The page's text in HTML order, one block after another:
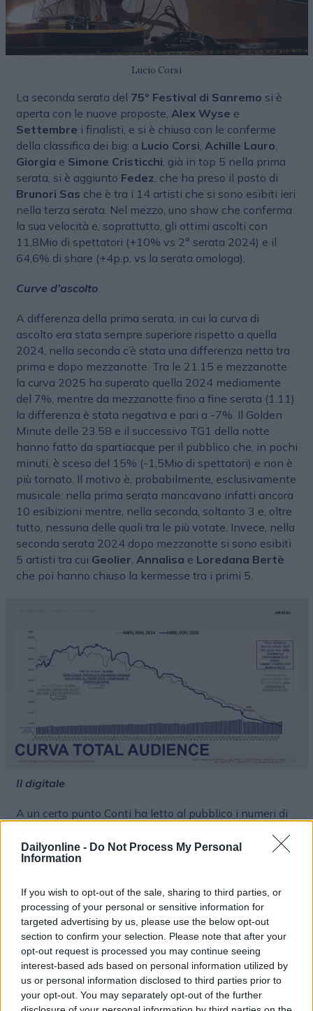
Dailyonline - Do Not Process My Personal
Information
If you wish to opt-out of the sale, sharing to third parties, or
processing of your personal or sensitive information for
targeted advertising by us, please use the below opt-out
section to confirm your selection. Please note that after your
opt-out request is processed you may continue seeing
interest-based ads based on personal information utilized by
us or personal information disclosed to third parties prior to
your opt-out. You may separately opt-out of the further
Lucio Corsi
La seconda serata del 75° Festival di Sanremo si è
aperta con le nuove proposte, Alex Wyse e
Settembre i finalisti, e si è chiusa con le conferme
della classifica dei big: a Lucio Corsi, Achille Lauro,
Giorgia e Simone Cristicchi, già in top 5 nella prima
serata, si è aggiunto Fedez, che ha preso il posto di
Brunori Sas che è tra i 14 artisti che si sono esibiti ieri
nella terza serata. Nel mezzo, uno show che conferma
la sua velocità e, soprattutto, gli ottimi ascolti con
11,8Mio di spettatori (+10% vs 2° serata 2024) e il
64,6% di share (+4p.p. vs la serata omologa).
Curve d’ascolto
A differenza della prima serata, in cui la curva di
ascolto era stata sempre superiore rispetto a quella
2024, nella seconda c’è stata una differenza netta tra
prima e dopo mezzanotte. Tra le 21.15 e mezzanotte
la curva 2025 ha superato quella 2024 mediamente
del 7%, mentre da mezzanotte fino a fine serata (1.11)
la differenza è stata negativa e pari a -7%. Il Golden
Minute delle 23.58 e il successivo TG1 della notte
hanno fatto da spartiacque per il pubblico che, in pochi
minuti, è sceso del 15% (-1,5Mio di spettatori) e non è
più tornato. Il motivo è, probabilmente, esclusivamente
musicale: nella prima serata mancavano infatti ancora
10 esibizioni mentre, nella seconda, soltanto 3 e, oltre
tutto, nessuna delle quali tra le più votate. Invece, nella
seconda serata 2024 dopo mezzanotte si sono esibiti
5 artisti tra cui Geolier, Annalisa e Loredana Bertè
che poi hanno chiuso la kermesse tra i primi 5.
Il digitale
A un certo punto Conti ha letto al pubblico i numeri di
hanno deciso di seguire la diretta attraverso i device
digitali; di questi il 27%, 93k, erano giovani tra i 15 e i
22.23, al termine della performance di Fedez. Proprio
l’esibizione del rapper, ex giudice di X-factor, ex
compagno diChiara Ferragni , è stata la più vista su
RaiPlay con 486k Legitimate Stream nella giornata del
12 febbraio, nettamente superiore al secondo, Lucio
Corsi, fermo a 293k.